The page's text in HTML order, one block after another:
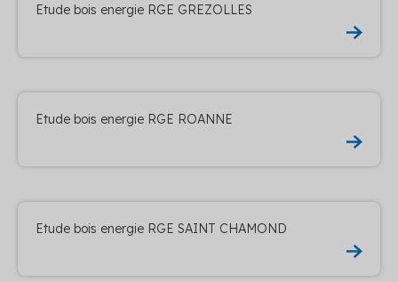
Etude bois energie RGE GREZOLLES
Etude bois energie RGE ROANNE
Etude bois energie RGE SAINT CHAMOND